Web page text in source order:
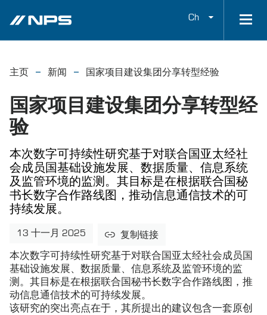
Ch
主页 新闻 国家项目建设集团分享转型经验
国家项目建设集团分享转型经
验
本次数字可持续性研究基于对联合国亚太经社
会成员国基础设施发展、数据质量、信息系统
及监管环境的监测。其目标是在根据联合国秘
书长数字合作路线图，推动信息通信技术的可
持续发展。
13 十一月 2025 复制链接
本次数字可持续性研究基于对联合国亚太经社会成员国
基础设施发展、数据质量、信息系统及监管环境的监
测。其目标是在根据联合国秘书长数字合作路线图，推
动信息通信技术的可持续发展。
该研究的突出亮点在于，其所提出的建议包含一套原创